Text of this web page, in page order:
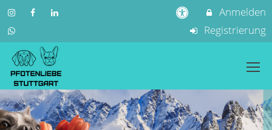
Anmelden
Registrierung